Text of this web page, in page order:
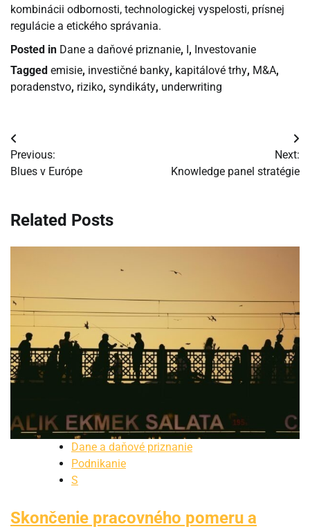
kombinácii odbornosti, technologickej vyspelosti, prísnej
regulácie a etického správania.
Posted in Dane a daňové priznanie, I, Investovanie
Tagged emisie, investičné banky, kapitálové trhy, M&A,
poradenstvo, riziko, syndikáty, underwriting
Navigácia
v
Previous:
Blues v Európe
Next:
Knowledge panel stratégie
Related Posts
Dane a daňové priznanie
Podnikanie
S
Skončenie pracovného pomeru a